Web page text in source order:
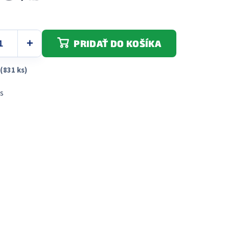
(831 ks)
PRIDAŤ DO KOŠÍKA